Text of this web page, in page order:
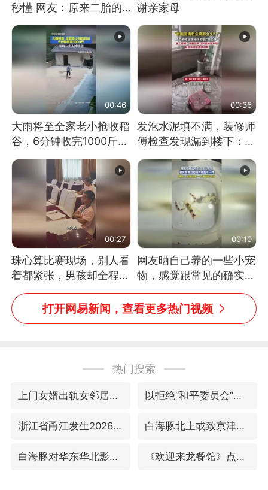
秒懂 网友：原来二胎的
快乐长这样
谢亲家母
00:46
大雨将至全家老小抢收稻
谷，6分钟收完1000斤，
没有一个人掉链子
00:36
发泡水泥填不满，装修师
傅检查发现漏到楼下：出
风口未延伸到外墙
00:27
珠心算比赛现场，别人看
着都紧张，男孩却全程气
定神闲、从容作答，最终
拿下冠军。网友：这淡定
的样子，一看就是有实
00:10
网友晒自己养的一些小宠
物，感觉跟常见的确实有
些不一样
打开网易新闻，查看更多热门视频
热门搜索
上门女婿出轨女邻居多年被判重婚罪 以拒绝“和平委员会”的加沙和平计划
浙江省甬江发生2026年第1号洪水 白海豚北上或致京津冀暴雨
白海豚对华东华北影响会大于巴威 《欢迎来龙餐馆》点映及预售总票房破亿